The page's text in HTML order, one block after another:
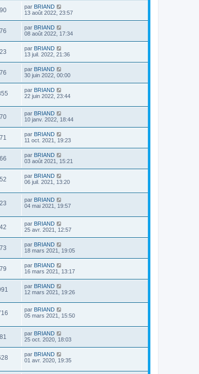
par BRIAND
13 août 2022, 23:57
par BRIAND
08 août 2022, 17:34
par BRIAND
13 juil. 2022, 21:36
par BRIAND
30 juin 2022, 00:00
par BRIAND
22 juin 2022, 23:44
par BRIAND
10 janv. 2022, 18:44
par BRIAND
11 oct. 2021, 19:23
par BRIAND
03 août 2021, 15:21
par BRIAND
06 juil. 2021, 13:20
par BRIAND
04 mai 2021, 19:57
par BRIAND
25 avr. 2021, 12:57
par BRIAND
18 mars 2021, 19:05
par BRIAND
16 mars 2021, 13:17
par BRIAND
12 mars 2021, 19:26
par BRIAND
05 mars 2021, 15:50
par BRIAND
25 oct. 2020, 18:03
par BRIAND
01 avr. 2020, 19:35